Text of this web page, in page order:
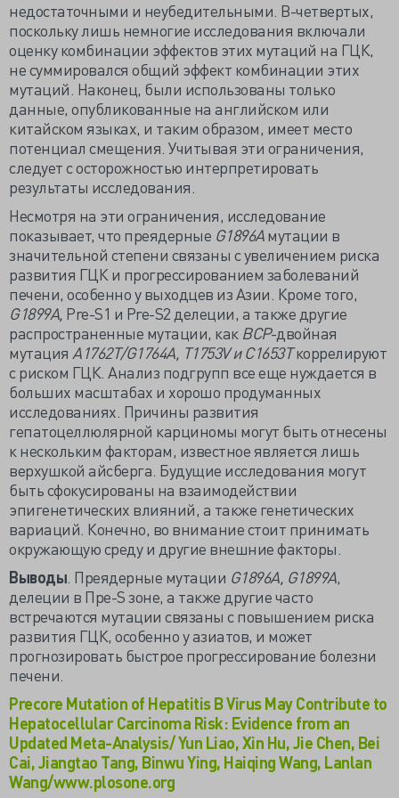
недостаточными и неубедительными. В-четвертых,
поскольку лишь немногие исследования включали
оценку комбинации эффектов этих мутаций на ГЦК,
не суммировался общий эффект комбинации этих
мутаций. Наконец, были использованы только
данные, опубликованные на английском или
китайском языках, и таким образом, имеет место
потенциал смещения. Учитывая эти ограничения,
следует с осторожностью интерпретировать
результаты исследования.
Несмотря на эти ограничения, исследование
показывает, что преядерные G1896Aмутации в
значительной степени связаны с увеличением риска
развития ГЦК и прогрессированием заболеваний
печени, особенно у выходцев из Азии. Кроме того,
G1899A, Pre-S1 и Pre-S2 делеции, а также другие
распространенные мутации, как BCP-двойная
мутация A1762T/G1764A, T1753V и C1653Tкоррелируют
с риском ГЦК. Анализ подгрупп все еще нуждается в
больших масштабах и хорошо продуманных
исследованиях. Причины развития
гепатоцеллюлярной карциномы могут быть отнесены
к нескольким факторам, известное является лишь
верхушкой айсберга. Будущие исследования могут
быть сфокусированы на взаимодействии
эпигенетических влияний, а также генетических
вариаций. Конечно, во внимание стоит принимать
окружающую среду и другие внешние факторы.
Выводы . Преядерные мутации G1896A, G1899A,
делеции в Пре-S зоне, а также другие часто
встречаются мутации связаны с повышением риска
развития ГЦК, особенно у азиатов, и может
прогнозировать быстрое прогрессирование болезни
печени.
Precore Mutation of Hepatitis B Virus May Contribute to
Hepatocellular Carcinoma Risk: Evidence from an
Updated Meta-Analysis/ Yun Liao, Xin Hu, Jie Chen, Bei
Cai, Jiangtao Tang, Binwu Ying, Haiqing Wang, Lanlan
Wang/www.plosone.org